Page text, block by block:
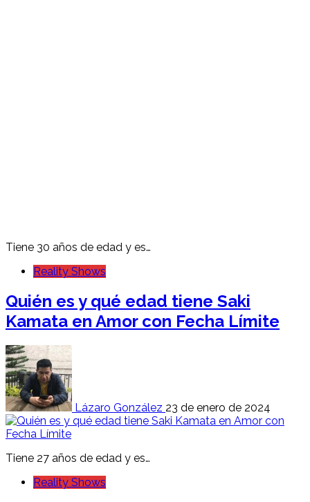
Tiene 30 años de edad y es…
Reality Shows
Quién es y qué edad tiene Saki
Kamata en Amor con Fecha Límite
Lázaro González 23 de enero de 2024
Tiene 27 años de edad y es…
Reality Shows